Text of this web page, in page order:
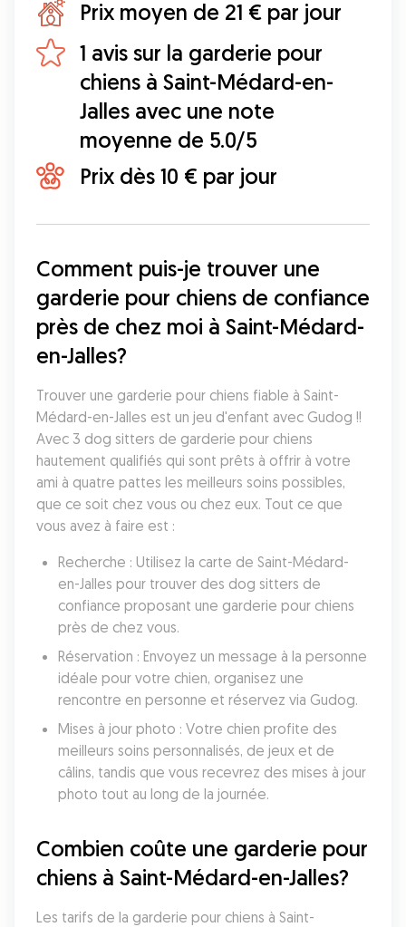
Prix moyen de 21 € par jour
1 avis sur la garderie pour
chiens à Saint-Médard-en-
Jalles avec une note
moyenne de 5.0/5
Prix dès 10 € par jour
Comment puis-je trouver une
garderie pour chiens de confiance
près de chez moi à Saint-Médard-
en-Jalles?
Trouver une garderie pour chiens fiable à Saint-
Médard-en-Jalles est un jeu d'enfant avec Gudog !!
Avec 3 dog sitters de garderie pour chiens
hautement qualifiés qui sont prêts à offrir à votre
ami à quatre pattes les meilleurs soins possibles,
que ce soit chez vous ou chez eux. Tout ce que
vous avez à faire est :
Recherche : Utilisez la carte de Saint-Médard-
en-Jalles pour trouver des dog sitters de
confiance proposant une garderie pour chiens
près de chez vous.
Réservation : Envoyez un message à la personne
idéale pour votre chien, organisez une
rencontre en personne et réservez via Gudog.
Mises à jour photo : Votre chien profite des
meilleurs soins personnalisés, de jeux et de
câlins, tandis que vous recevrez des mises à jour
photo tout au long de la journée.
Combien coûte une garderie pour
chiens à Saint-Médard-en-Jalles?
Les tarifs de la garderie pour chiens à Saint-